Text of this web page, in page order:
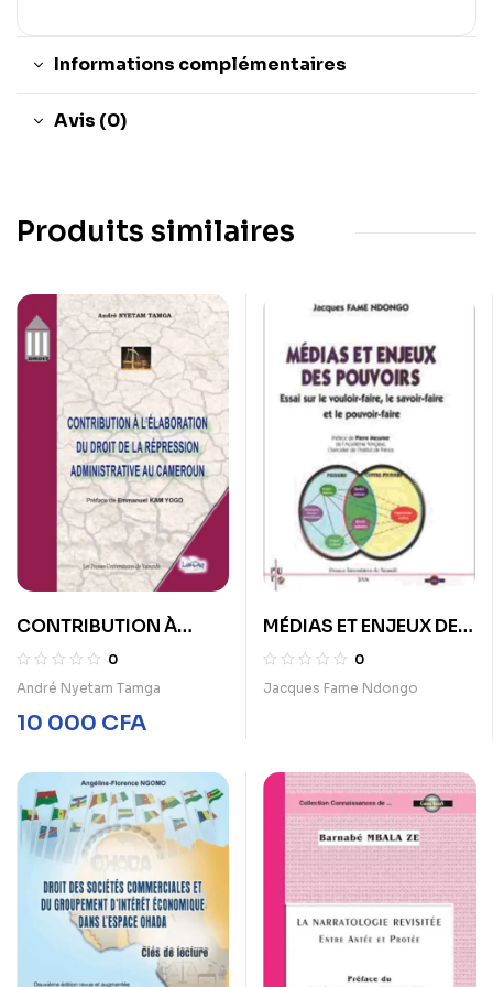
Informations complémentaires
Avis (0)
Produits similaires
CONTRIBUTION À
L’ÉLABORATION DU
DROIT DE LA
ADMINISTRATIVE AU
0
André Nyetam Tamga
10 000 CFA
MÉDIAS ET ENJEUX DES
POUVOIRS Essai sur le
vouloir-faire, le
0
Jacques Fame Ndongo